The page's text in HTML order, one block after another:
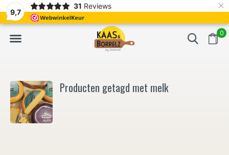
9,7
31 Reviews ×
0
Vers van het mes en gevacumeerd Vaak volgende
Producten getagd met melk